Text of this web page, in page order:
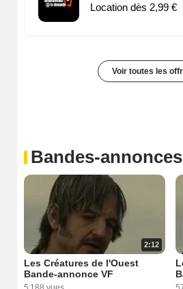
Location dès 2,99 €
Voir toutes les
Bandes-annonces
2:12
Les Créatures de l'Ouest
Bande-annonce VF